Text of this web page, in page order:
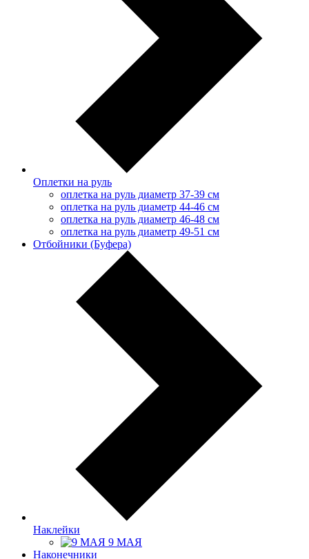
Оплетки на руль
оплетка на руль диаметр 37-39 см
оплетка на руль диаметр 44-46 см
оплетка на руль диаметр 46-48 см
оплетка на руль диаметр 49-51 см
Отбойники (Буфера)
Наклейки
9 МАЯ
Наконечники